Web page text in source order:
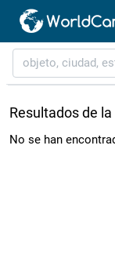
Resultados de
No se han